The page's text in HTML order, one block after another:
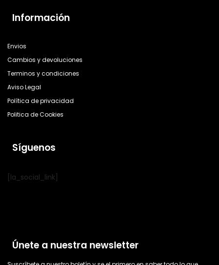
Información
Envios
Cambios y devoluciones
Terminos y condiciones
Aviso Legal
Política de privacidad
Politica de Cookies
Síguenos
[la_social_link]
Únete a nuestra newsletter